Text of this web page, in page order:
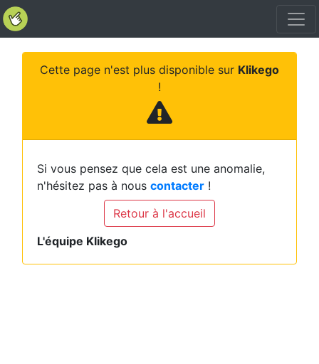
Cette page n'est plus disponible sur Klikego
!
Si vous pensez que cela est une anomalie,
n'hésitez pas à nous contacter !
Retour à l'accueil
L'équipe Klikego